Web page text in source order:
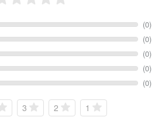
(0)
(0)
(0)
(0)
(0)
3 2 1